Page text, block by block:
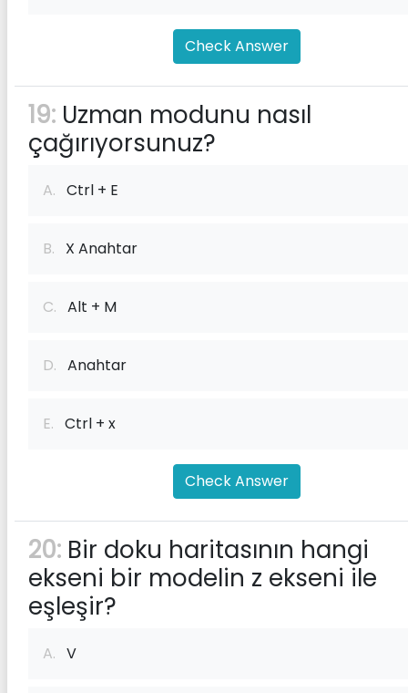
Check Answer
19: Uzman modunu nasıl
çağırıyorsunuz?
A. Ctrl + E
B. X Anahtar
C. Alt + M
D. Anahtar
E. Ctrl + x
Check Answer
20: Bir doku haritasının hangi
ekseni bir modelin z ekseni ile
eşleşir?
A. V